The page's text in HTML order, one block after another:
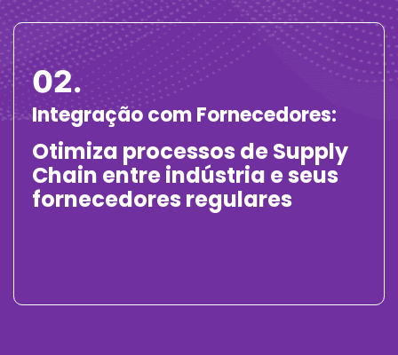
02.
Integração com Fornecedores:
Otimiza processos de Supply
Chain entre indústria e seus
fornecedores regulares